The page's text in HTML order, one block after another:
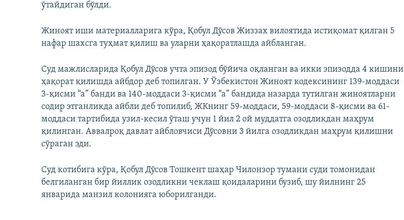
ўтайдиган бўлди.
Жиноят иши материалларига кўра, Қобул Дўсов Жиззах вилоятида истиқомат қилган 5
нафар шахсга туҳмат қилиш ва уларни ҳақоратлашда айбланган.
Суд мажлисларида Қобул Дўсов учта эпизод бўйича оқланган ва икки эпизодда 4 кишини
ҳақорат қилишда айбдор деб топилган. У Ўзбекистон Жиноят кодексининг 139-моддаси
3-қисми “а” банди ва 140-моддаси 3-қисми “а” бандида назарда тутилган жиноятларни
содир этганликда айбли деб топилиб, ЖКнинг 59-моддаси, 59-моддаси 8-қисми ва 61-
моддаси тартибида узил-кесил ўташ учун 1 йил 2 ой муддатга озодликдан маҳрум
қилинган. Аввалроқ давлат айбловчиси Дўсовни 3 йилга озодликдан маҳрум қилишни
сўраган эди.
Суд котибига кўра, Қобул Дўсов Тошкент шаҳар Чилонзор тумани суди томонидан
белгиланган бир йиллик озодликни чеклаш қоидаларини бузиб, шу йилнинг 25
январида манзил колонияга юборилганди.